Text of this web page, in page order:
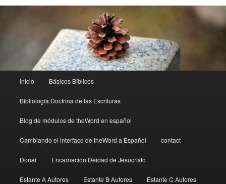
principal
Inicio Básicos Bíblicos
Bibliología Doctrina de las Escrituras
Blog de módulos de theWord en español
Cambiando el interface de theWord a Español contact
Donar Encarnación Deidad de Jesucristo
Estante A Autores Estante B Autores Estante C Autores